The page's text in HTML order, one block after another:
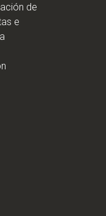
de
e